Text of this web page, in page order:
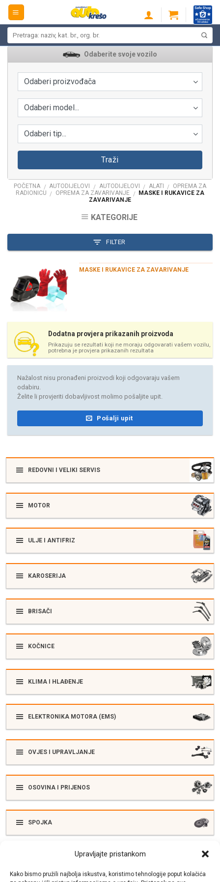
Upravljajte pristankom
Kako bismo pružili najbolja iskustva, koristimo tehnologije poput kolačića
Skip
content
Odaberite svoje vozilo
Odaberi proizvođača
Odaberi model...
Odaberi tip...
Traži
POČETNA / AUTODIJELOVI / AUTODIJELOVI / ALATI / OPREMA ZA
RADIONICU / OPREMA ZA ZAVARIVANJE /
MASKE I RUKAVICE ZA
ZAVARIVANJE
KATEGORIJE
FILTER
MASKE I RUKAVICE ZA ZAVARIVANJE
Dodatna provjera prikazanih proizvoda
Prikazuju se rezultati koji ne moraju odgovarati vašem vozilu,
potrebna je provjera prikazanih rezultata
Nažalost nisu pronađeni proizvodi koji odgovaraju vašem
odabiru.
Želite li provjeriti dobavljivost molimo pošaljite upit.
Pošalji upit
REDOVNI I VELIKI SERVIS
MOTOR
ULJE I ANTIFRIZ
KAROSERIJA
BRISAČI
KOČNICE
KLIMA I HLAĐENJE
ELEKTRONIKA MOTORA (EMS)
OVJES I UPRAVLJANJE
OSOVINA I PRIJENOS
SPOJKA